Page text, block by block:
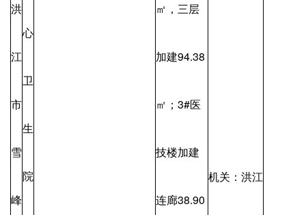
洪
江
市
雪
峰
心
卫
生
院
㎡，三层
加建94.38
㎡；3#医
技楼加建
连廊38.90
机关：洪江